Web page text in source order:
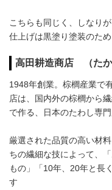
こちらも同じく、しなり
仕上げは黒塗り塗装のた
高田耕造商店 （たか
1948年創業。棕櫚産業で
店は、国内外の棕櫚から
で作る、日本のたわし専門
厳選された品質の高い材
ちの繊細な技によって、
もの」「10年、20年と長
す